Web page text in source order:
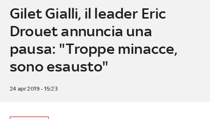
Gilet Gialli, il leader Eric
Drouet annuncia una
pausa: "Troppe minacce,
sono esausto"
24 apr 2019 - 15:23